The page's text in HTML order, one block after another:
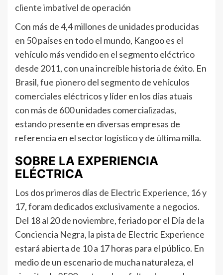
cliente imbatível de operación
Con más de 4,4 millones de unidades producidas
en 50 países en todo el mundo, Kangoo es el
vehículo más vendido en el segmento eléctrico
desde 2011, con una increíble historia de éxito. En
Brasil, fue pionero del segmento de vehículos
comerciales eléctricos y líder en los días atuais
con más de 600 unidades comercializadas,
estando presente en diversas empresas de
referencia en el sector logístico y de última milla.
SOBRE LA EXPERIENCIA
ELÉCTRICA
Los dos primeros días de Electric Experience, 16 y
17, foram dedicados exclusivamente a negocios.
Del 18 al 20 de noviembre, feriado por el Día de la
Conciencia Negra, la pista de Electric Experience
estará abierta de 10 a 17 horas para el público. En
medio de un escenario de mucha naturaleza, el